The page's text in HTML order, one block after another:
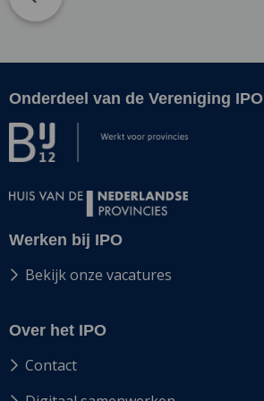
Site
footer
Onderdeel van de Vereniging IPO
Werken bij IPO
Bekijk onze vacatures
Over het IPO
Contact